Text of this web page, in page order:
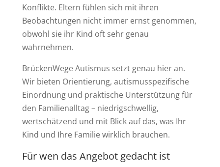
Konflikte. Eltern fühlen sich mit ihren
Beobachtungen nicht immer ernst genommen,
obwohl sie ihr Kind oft sehr genau
wahrnehmen.
BrückenWege Autismus setzt genau hier an.
Wir bieten Orientierung, autismusspezifische
Einordnung und praktische Unterstützung für
den Familienalltag – niedrigschwellig,
wertschätzend und mit Blick auf das, was Ihr
Kind und Ihre Familie wirklich brauchen.
Für wen das Angebot gedacht ist